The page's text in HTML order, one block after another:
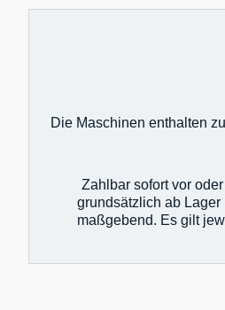
Die Maschinen enthalten
Zahlbar sofort vor
grundsätzlich ab Lager
maßgebend. Es gilt